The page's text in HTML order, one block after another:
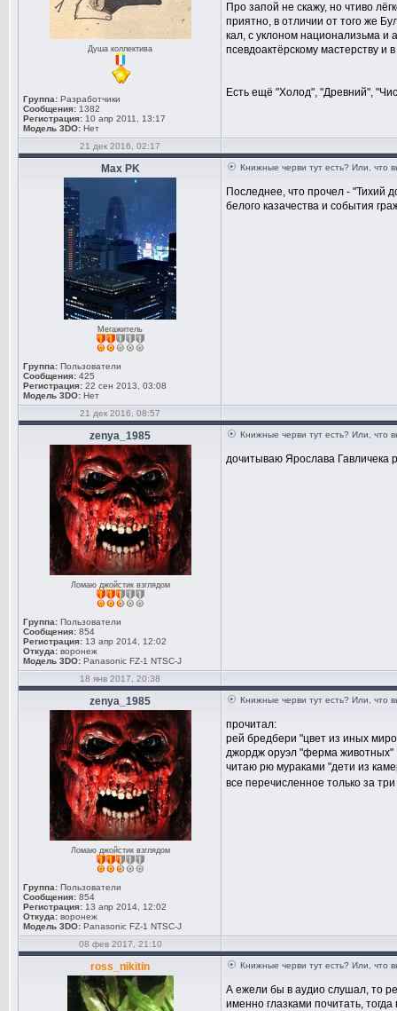
Душа коллектива
Группа: Разработчики
Сообщения: 1382
Регистрация: 10 апр 2011, 13:17
Модель 3DO: Нет
Про запой не скажу, но чтиво
приятно, в отличии от того же
кал, с уклоном национализьма и
псевдоактёрскому мастерству и
Есть ещё "Холод", "Древний",
21 дек 2016, 02:17
Max PK
Мегажитель
Группа: Пользователи
Сообщения: 425
Регистрация: 22 сен 2013, 03:08
Модель 3DO: Нет
Книжные черви тут есть? Или, что
Последнее, что прочел - "Тихий
белого казачества и события
21 дек 2016, 08:57
zenya_1985
Ломаю джойстик взглядом
Группа: Пользователи
Сообщения: 854
Регистрация: 13 апр 2014, 12:02
Откуда: воронеж
Модель 3DO: Panasonic FZ-1 NTSC-J
Книжные черви тут есть? Или, что
дочитываю Ярослава Гавличека
18 янв 2017, 20:38
zenya_1985
Ломаю джойстик взглядом
Группа: Пользователи
Сообщения: 854
Регистрация: 13 апр 2014, 12:02
Откуда: воронеж
Модель 3DO: Panasonic FZ-1 NTSC-J
Книжные черви тут есть? Или, что
прочитал:
рей бредбери "цвет из иных
джордж оруэл "ферма животных"
читаю рю мураками "дети из
все перечисленное только за
08 фев 2017, 21:10
ross_nikitin Книжные черви тут есть? Или, что
А ежели бы в аудио слушал, то
именно глазками почитать,